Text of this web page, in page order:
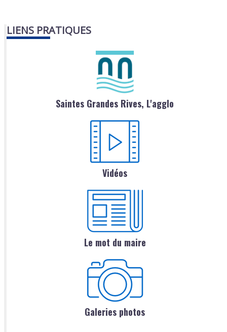
LIENS PRATIQUES
Saintes Grandes Rives, L'agglo
Vidéos
Le mot du maire
Galeries photos